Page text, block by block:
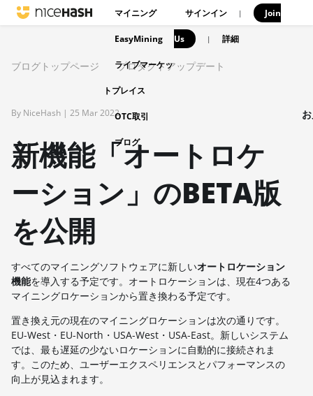
マイニング
EasyMining
ライブマーケッ
トプレイス
OTC取引
ブログ
サインイン | Join
Us | 詳細
ブログトップページ プロダクトアップデート
By NiceHash | 25 Mar 2022
新機能「オートロケ
ーション」のBETA版
を公開
すべてのマイニングソフトウェアに新しいオートロケーション
機能を導入する予定です。オートロケーションは、現在4つある
マイニングロケーションから置き換わる予定です。
置き換え元の現在のマイニングロケーションは次の通りです。
EU-West・EU-North・USA-West・USA-East。新しいシステム
では、最も遅延の少ないロケーションに自動的に接続されま
す。このため、ユーザーエクスペリエンスとパフォーマンスの
向上が見込まれます。